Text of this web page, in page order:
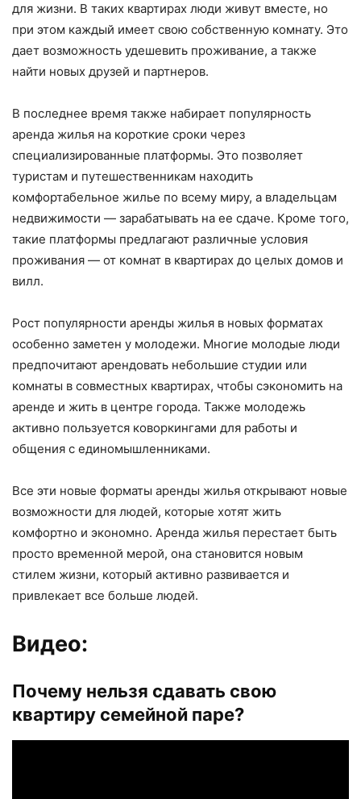
для жизни. В таких квартирах люди живут вместе, но
при этом каждый имеет свою собственную комнату. Это
дает возможность удешевить проживание, а также
найти новых друзей и партнеров.
В последнее время также набирает популярность
аренда жилья на короткие сроки через
специализированные платформы. Это позволяет
туристам и путешественникам находить
комфортабельное жилье по всему миру, а владельцам
недвижимости — зарабатывать на ее сдаче. Кроме того,
такие платформы предлагают различные условия
проживания — от комнат в квартирах до целых домов и
вилл.
Рост популярности аренды жилья в новых форматах
особенно заметен у молодежи. Многие молодые люди
предпочитают арендовать небольшие студии или
комнаты в совместных квартирах, чтобы сэкономить на
аренде и жить в центре города. Также молодежь
активно пользуется коворкингами для работы и
общения с единомышленниками.
Все эти новые форматы аренды жилья открывают новые
возможности для людей, которые хотят жить
комфортно и экономно. Аренда жилья перестает быть
просто временной мерой, она становится новым
стилем жизни, который активно развивается и
привлекает все больше людей.
Видео:
Почему нельзя сдавать свою
квартиру семейной паре?